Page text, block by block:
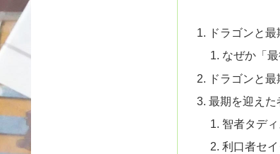
ドラゴンと
なぜか「
ドラゴンと
最期を迎えた
智者タデ
利口者セ